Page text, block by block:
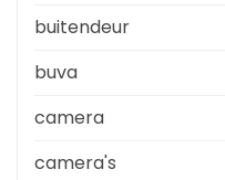
buitendeur
buva
camera
camera's